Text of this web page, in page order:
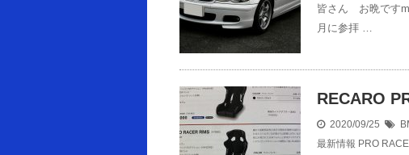
皆さん お晩です
月に参拝 …
RECARO
2020/09/25
最新情報 PRO